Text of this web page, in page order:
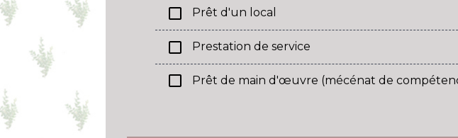
check_box_outline_blank Prêt d'un local
check_box_outline_blank Prestation de service
check_box_outline_blank Prêt de main d'œuvre (mécénat de